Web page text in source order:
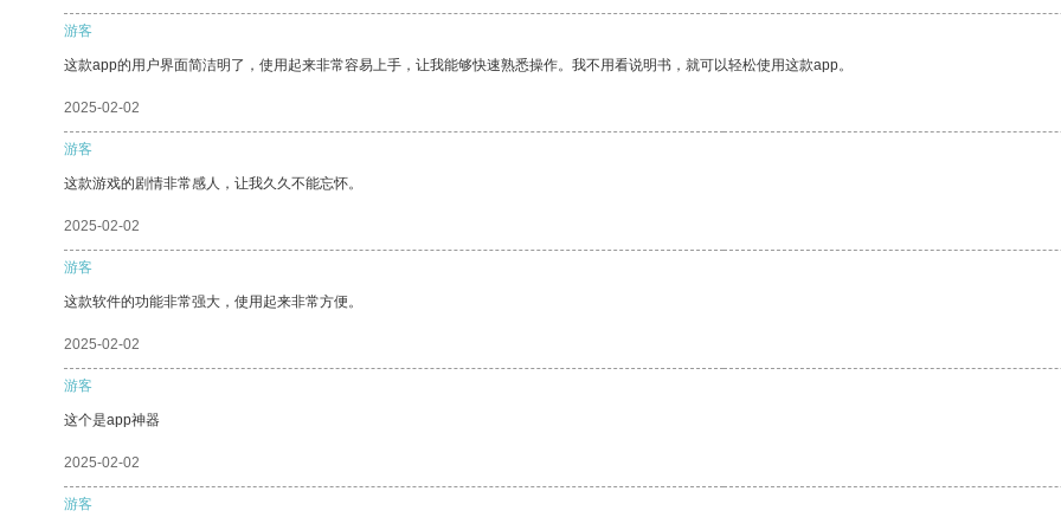
游客
这款app的用户界面简洁明了，使用起来非常容易上手，让我能够快速熟悉操作。我不用看说明书，就可以轻松使用这款app。
2025-02-02
游客
这款游戏的剧情非常感人，让我久久不能忘怀。
2025-02-02
游客
这款软件的功能非常强大，使用起来非常方便。
2025-02-02
游客
这个是app神器
2025-02-02
游客